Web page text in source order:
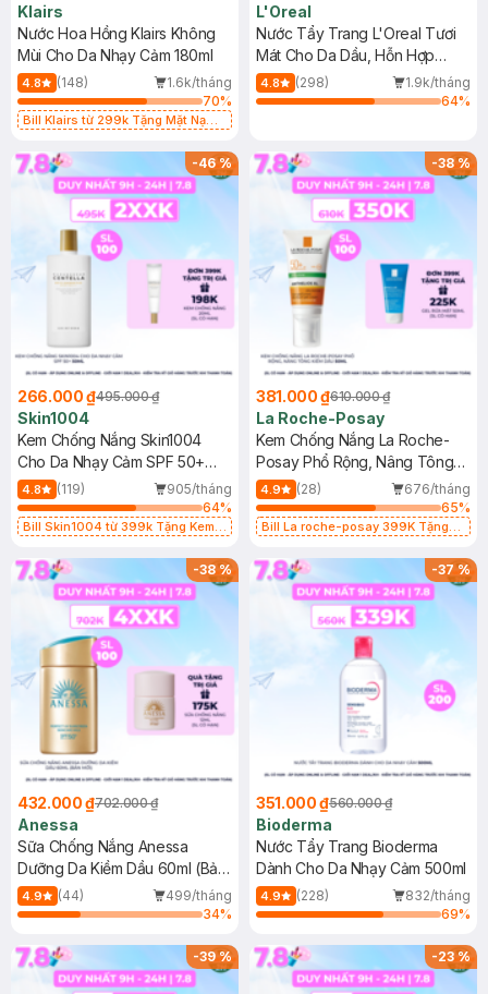
Klairs
Nước Hoa Hồng Klairs Không
Mùi Cho Da Nhạy Cảm 180ml
4.8 (148)
1.6k/tháng
70%
Bill Klairs từ 299k Tặng Mặt Nạ
25ml (SL Có Hạn)
L'Oreal
Nước Tẩy Trang L'Oreal Tươi
Mát Cho Da Dầu, Hỗn Hợp
400ml
4.8 (298)
1.9k/tháng
64%
-46%
266.000 ₫495.000 ₫
Skin1004
Kem Chống Nắng Skin1004
Cho Da Nhạy Cảm SPF 50+
50ml
4.8 (119)
905/tháng
64%
Bill Skin1004 từ 399k Tặng Kem
SPF 50+ 20ml (SL Có Hạn)
-38%
381.000 ₫610.000 ₫
La Roche-Posay
Kem Chống Nắng La Roche-
Posay Phổ Rộng, Nâng Tông
Kiềm Dầu 50ml
4.9 (28)
676/tháng
65%
Bill La roche-posay 399K Tặng
(SL có hạn)
-38%
432.000 ₫702.000 ₫
Anessa
Sữa Chống Nắng Anessa
Dưỡng Da Kiềm Dầu 60ml (Bản
Mới)
4.9 (44)
499/tháng
34%
-37%
351.000 ₫560.000 ₫
Bioderma
Nước Tẩy Trang Bioderma
Dành Cho Da Nhạy Cảm 500ml
4.9 (228)
832/tháng
69%
-39% -23%